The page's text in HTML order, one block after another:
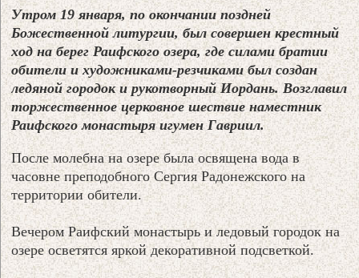
Утром 19 января, по окончании поздней
Божественной литургии, был совершен крестный
ход на берег Раифского озера, где силами братии
обители и художниками-резчиками был создан
ледяной городок и рукотворный Иордань. Возглавил
торжественное церковное шествие наместник
Раифского монастыря игумен Гавриил.
После молебна на озере была освящена вода в
часовне преподобного Сергия Радонежского на
территории обители.
Вечером Раифский монастырь и ледовый городок на
озере осветятся яркой декоративной подсветкой.